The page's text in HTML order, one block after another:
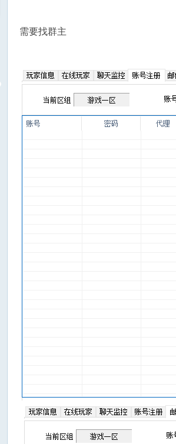
需要找群主